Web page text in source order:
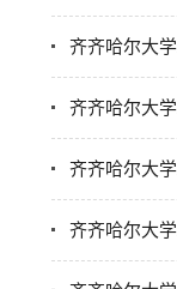
齐齐哈尔大学
齐齐哈尔大学2026年
齐齐哈尔大学2026年
齐齐哈尔大学2026年